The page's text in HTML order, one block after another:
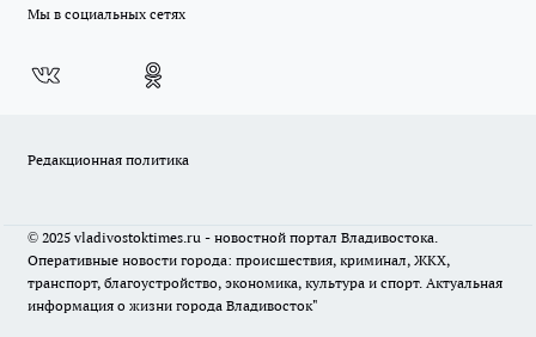
Мы в социальных сетях
Редакционная политика
© 2025 vladivostoktimes.ru - новостной портал Владивостока.
Оперативные новости города: происшествия, криминал, ЖКХ,
транспорт, благоустройство, экономика, культура и спорт. Актуальная
информация о жизни города Владивосток"